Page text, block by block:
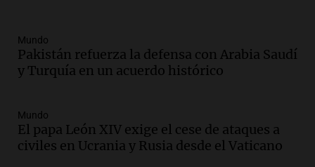
Episodios
Audio.Messi llegará esta noche a
Rosario para acompañar a su familia
Episodios
Audio.Ley de Propiedad Privada: el revés
en el Congreso expuso una debilidad
Mundo
Pakistán refuerza la defensa con Arabia Saudí
y Turquía en un acuerdo histórico
Mundo
El papa León XIV exige el cese de ataques a
civiles en Ucrania y Rusia desde el Vaticano